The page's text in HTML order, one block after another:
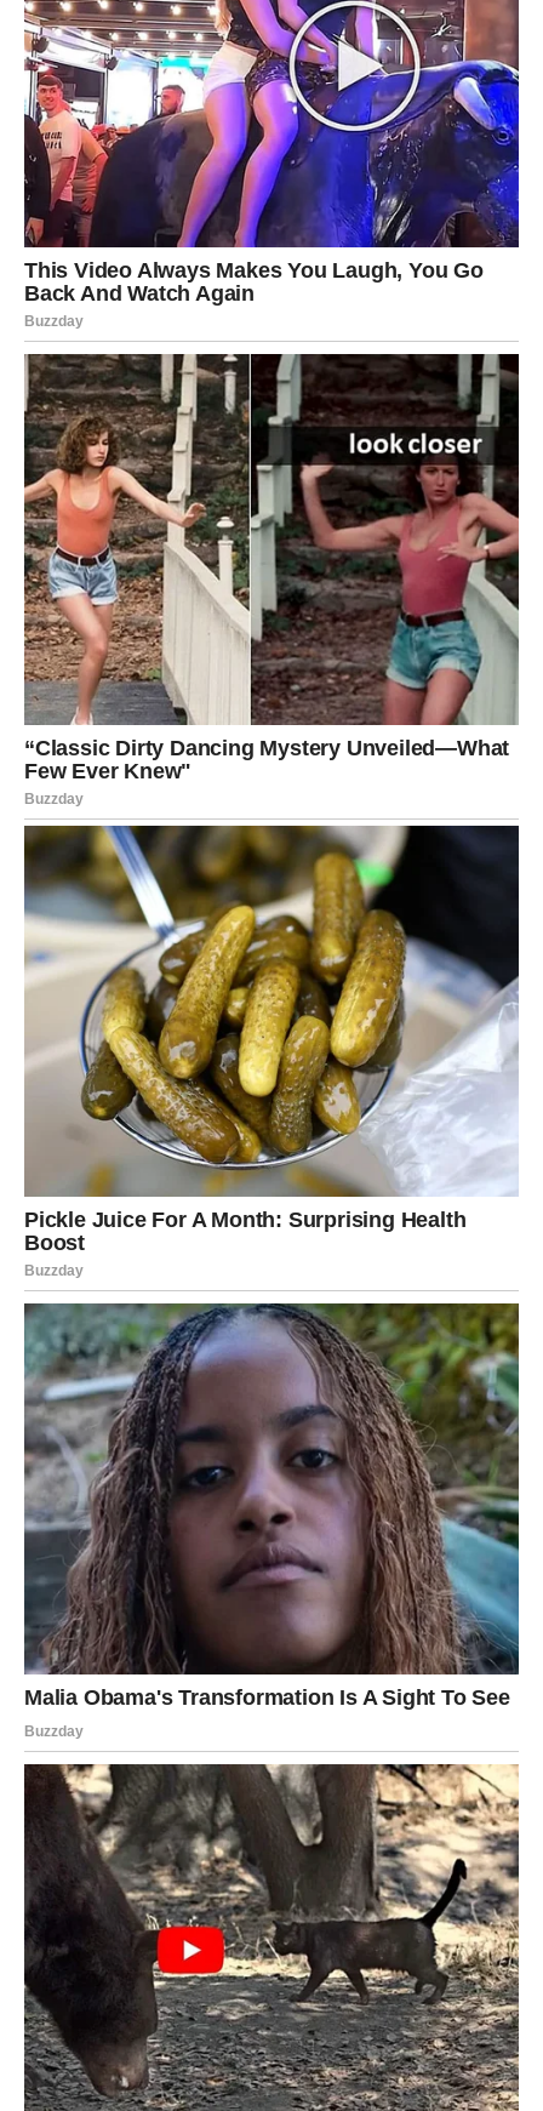
njena muzika predstavlja most koji spaja ljude, podsjećajući ih
na moć zajedništva i ljubavi. Njena sposobnost da dodirne
duše ljudi kroz muziku čini je ne samo umjetnicom, već i
važnom društvenom ličnošću koja se bori za bolje sutra.
Svaka njena pjesma je poziv na akciju, s ciljem promjene
svijesti o važnim društvenim pitanjima. Kao aktivistkinja,
Marija nastoji da inspirira druge da preuzmu kontrolu nad
svojim životima i ostvare svoje ciljeve. Njena posvećenost
promjenama i njen rad u zajednici ostavljaju dubok trag,
pokazujući da muzika može biti moćan alat za društvene
promjene.
Zaključak: Moć Muzike
Na kraju, Marija Šerifović ostaje nezaobilazno ime u muzičkoj
industriji, a njen rad nastavlja inspirisati mnoge. Njena karijera
je svijetli primjer kako muzika može biti moćan alat za
izražavanje ljudskih osjećanja i izgradnju zajednice koja teži
razumijevanju i ljubavi.
Čak i kada se suočava s izazovima,
Marija ne gubi vjeru u svoje snove. Njena hrabrost da govori o
ličnim borbama postavlja je kao uzor mnogima.Njen doprinos
muzici i društvu ostaje neprocjenjiv, a njena poruka ljubavi i
pjesme, kako na sceni tako i van nje, ostavljaju dubok trag i
pozivaju nas da budemo bolji jedni prema drugima, gradeći
svijet u kojem će svako imati pravo da bude svoja.Kao ikona
snage, Marija Šerifović nastavlja da inspiriše generacije svojim
radom, ostavljajući neizbrisiv pečat u srcima svih koji je
slušaju.